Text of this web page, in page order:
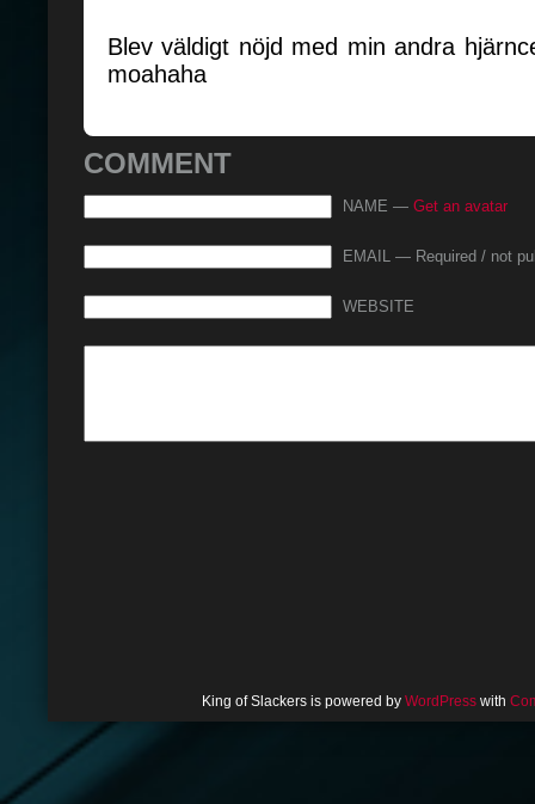
Blev väldigt nöjd med min andra
moahaha
COMMENT
NAME — Get an avatar
EMAIL — Required / not
WEBSITE
King of Slackers is powered by WordPresswith